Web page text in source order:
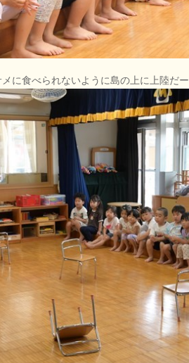
に食べられないように島の上に上陸だー